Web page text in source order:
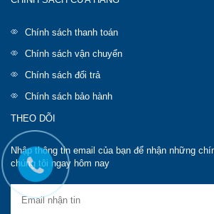
Chính sách thanh toán
Chính sách vận chuyển
Chính sách đổi trả
Chính sách bảo hành
THEO DÕI
Nhập thông tin email của bạn để nhận những
chúng tôi ngay hôm nay